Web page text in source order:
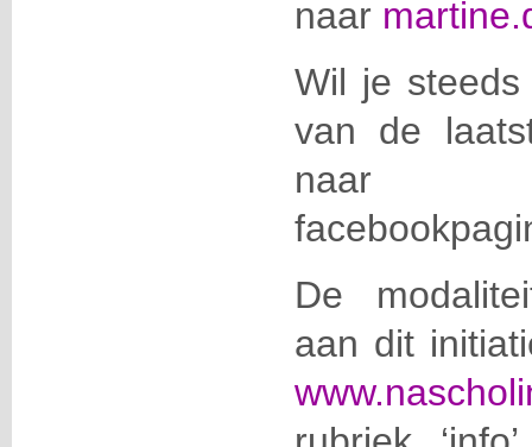
naar
Wil je
van de
De
aan dit